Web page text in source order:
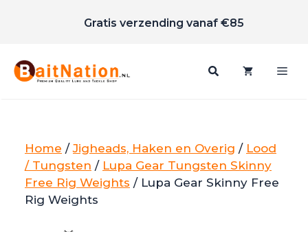
inhoud
Gratis verzending vanaf €85
Home /Jigheads, Haken en Overig / Lood
/ Tungsten / Lupa Gear Tungsten Skinny
Free Rig Weights / Lupa Gear Skinny Free
Rig Weights